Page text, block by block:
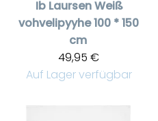
Ib LaursenWeiß
vohvelipyyhe 100 * 150
cm
49,95 €
Auf Lager verfügbar